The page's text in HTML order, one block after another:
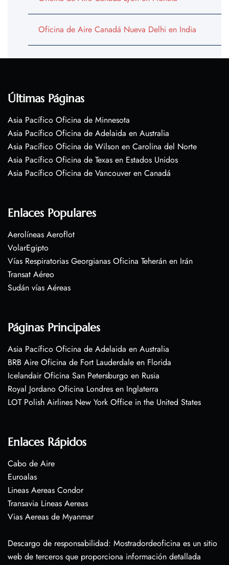
Oficina de Aire Canadá Nueva Delhi en India
Últimas Páginas
Asia Pacífico Oficina de Minnesota
Asia Pacífico Oficina de Adelaida en Australia
Asia Pacífico Oficina de Wilson en Carolina del Norte
Asia Pacífico Oficina de Texas en Estados Unidos
Asia Pacífico Oficina de Vancouver en Canadá
Enlaces Populares
Aerolíneas Aeroflot
VolarEgipto
Vías Respiratorias Georgianas Oficina Teherán en Irán
Transat Aéreo
Sudán vías Aéreas
Páginas Principales
Asia Pacífico Oficina de Adelaida en Australia
BRB Aire Oficina de Fort Lauderdale en Florida
Icelandair Oficina San Petersburgo en Rusia
Royal Jordano Oficina Londres en Inglaterra
LOT Polish Airlines New York Office in the United States
Enlaces Rápidos
Cabo de Aire
Euroalas
Lineas Aereas Condor
Transavia Lineas Aereas
Vias Aereas de Myanmar
Descargo de responsabilidad: Mostradordeoficina es un sitio
web de terceros que proporciona información detallada